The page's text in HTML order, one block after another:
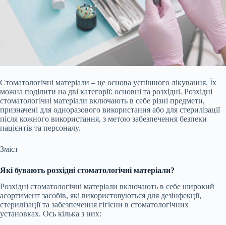
Стоматологічні матеріали – це основа успішного лікування. Їх
можна поділити на дві категорії: основні та розхідні. Розхідні
стоматологічні матеріали включають в себе різні предмети,
призначені для одноразового використання або для стерилізації
після кожного використання, з метою забезпечення безпеки
пацієнтів та персоналу.
Зміст
Які бувають розхідні стоматологічні матеріали?
Розхідні стоматологічні матеріали включають в себе широкий
асортимент засобів, які використовуються для дезінфекції,
стерилізації та забезпечення гігієни в стоматологічних
установках. Ось кілька з них: